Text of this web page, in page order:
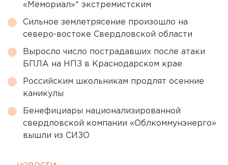
«Мемориал»* экстремистским
Сильное землетрясение произошло на
северо-востоке Свердловской области
Выросло число пострадавших после атаки
БПЛА на НПЗ в Краснодарском крае
Российским школьникам продлят осенние
каникулы
Бенефициары национализированной
свердловской компании «Облкоммунэнерго»
вышли из СИЗО